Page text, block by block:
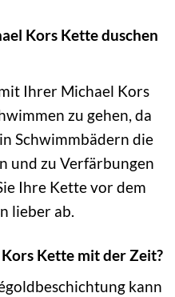
Kors Kette duschen
Ihrer Michael Kors
zu gehen, da
Schwimmbädern die
und zu Verfärbungen
Ihre Kette vor dem
lieber ab.
Kette mit der Zeit?
kann